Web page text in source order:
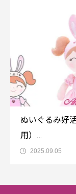
ぬいぐるみ好
用）
https://
2025.09.05